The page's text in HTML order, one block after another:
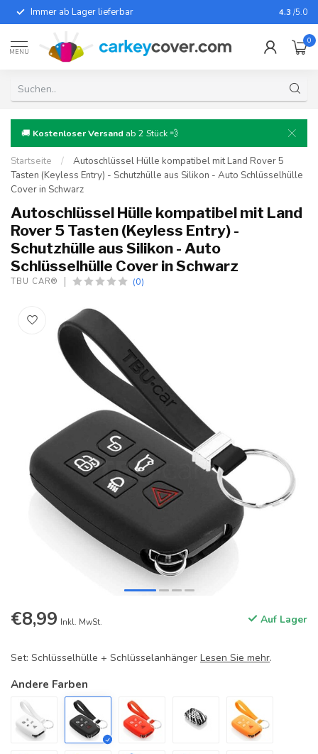
Immer ab Lager lieferbar Für fast
4.3 /5.0
MENU
0
🚚 Kostenloser Versand ab 2 Stück 💨
Startseite /
Autoschlüssel Hülle kompatibel mit Land Rover 5
Tasten (Keyless Entry) - Schutzhülle aus Silikon - Auto Schlüsselhülle
Cover in Schwarz
Autoschlüssel Hülle kompatibel mit Land
Rover 5 Tasten (Keyless Entry) -
Schutzhülle aus Silikon - Auto
Schlüsselhülle Cover in Schwarz
TBU CAR® (0)
€8,99 Inkl. MwSt. Auf Lager
Set: Schlüsselhülle + Schlüsselanhänger Lesen Sie mehr.
Andere Farben